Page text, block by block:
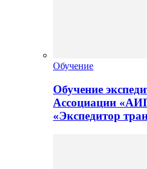
Обучение
Обучение
Ассоциации
«Экспедитор